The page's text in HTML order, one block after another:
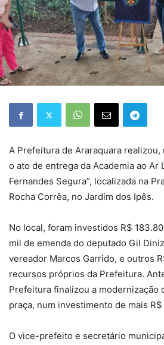
A Prefeitura de Araraquara
o ato de entrega da Academia ao Ar
Fernandes Segura”, localizada na
Rocha Corrêa, no Jardim dos Ipês.
No local, foram investidos R$
mil de emenda do deputado Gil
vereador Marcos Garrido, e outros
recursos próprios da Prefeitura.
Prefeitura finalizou a modernização
praça, num investimento de mais R$
O vice-prefeito e secretário